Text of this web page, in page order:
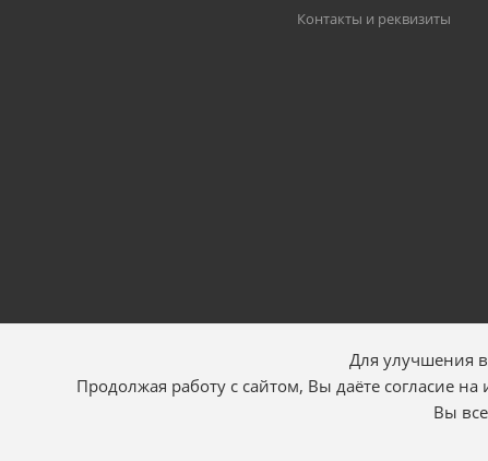
Контакты и реквизиты
Для улучшения
Продолжая работу с сайтом, Вы даёте согласие
Вы